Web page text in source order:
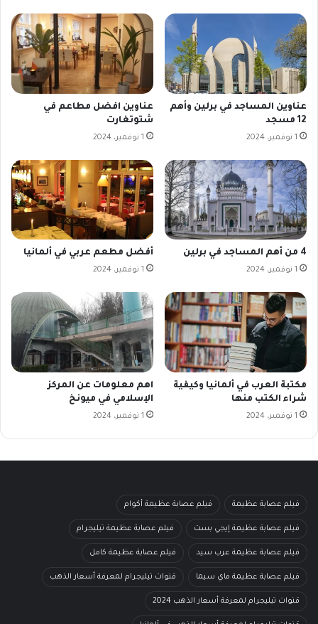
عناوين المساجد في برلين وأهم
12 مسجد
1 نوفمبر، 2024
عناوين افضل مطاعم في
شتوتغارت
1 نوفمبر، 2024
4 من أهم المساجد في برلين
1 نوفمبر، 2024
أفضل مطعم عربي في ألمانيا
1 نوفمبر، 2024
مكتبة العرب في ألمانيا وكيفية
شراء الكتب منها
1 نوفمبر، 2024
اهم معلومات عن المركز
الإسلامي في ميونخ
1 نوفمبر، 2024
فيلم عصابة عظيمة فيلم عصابة عظيمة أكوام
فيلم عصابة عظيمة إيجي بست فيلم عصابة عظيمة تيليجرام
فيلم عصابة عظيمة عرب سيد فيلم عصابة عظيمة كامل
فيلم عصابة عظيمة ماي سيما قنوات تيليجرام لمعرفة أسعار الذهب
قنوات تيليجرام لمعرفة أسعار الذهب 2024